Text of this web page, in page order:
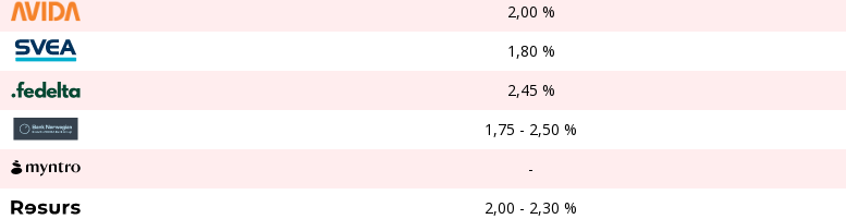
2,00 %
1,80 %
2,45 %
1,75 - 2,50 %
-
2,00 - 2,30 %